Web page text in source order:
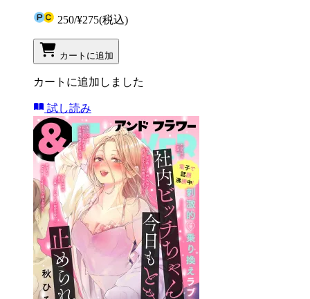
250/¥275(税込)
カートに追加
カートに追加しました
試し読み